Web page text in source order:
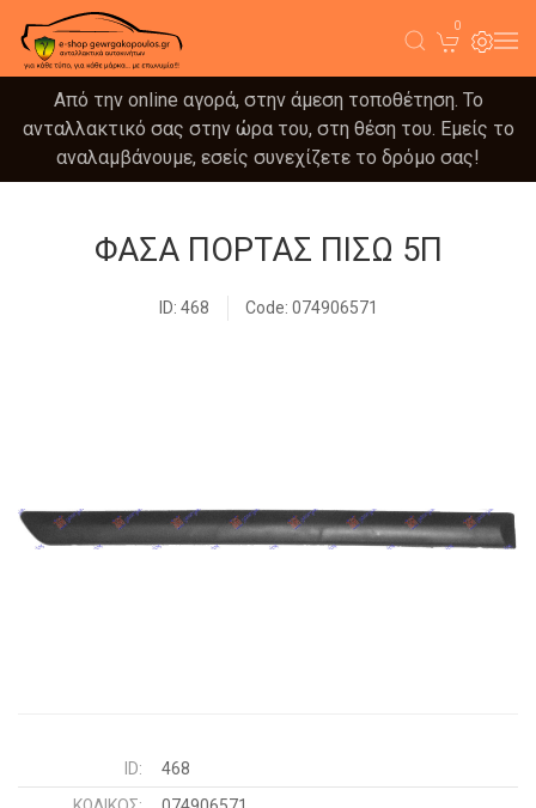
0
Από την online αγορά, στην άμεση τοποθέτηση. Το
ανταλλακτικό σας στην ώρα του, στη θέση του. Εμείς το
αναλαμβάνουμε, εσείς συνεχίζετε το δρόμο σας!
ΦΑΣΑ ΠΟΡΤΑΣ ΠΙΣΩ 5Π
ID: 468 Code: 074906571
ID:
468